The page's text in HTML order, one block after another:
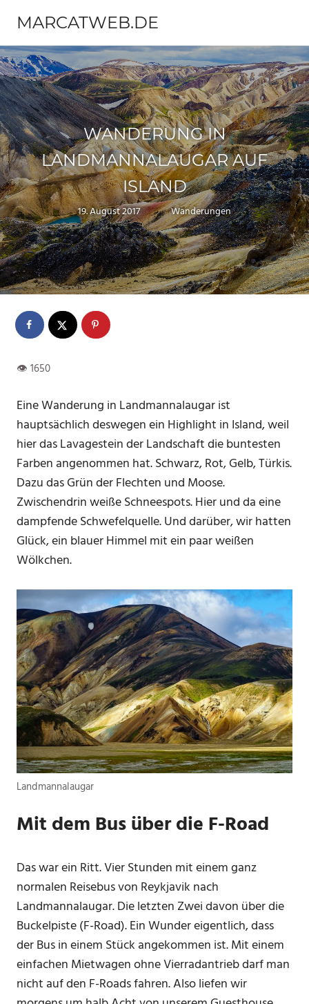
Inhalt
springen
MARCATWEB.DE
Fotografie
&
Reise
WANDERUNG IN
LANDMANNALAUGAR AUF
ISLAND
19. August 2017 Marc
Wanderungen
Eine Wanderung in Landmannalaugar ist
hauptsächlich deswegen ein Highlight in Island, weil
hier das Lavagestein der Landschaft die buntesten
Farben angenommen hat. Schwarz, Rot, Gelb, Türkis.
Dazu das Grün der Flechten und Moose.
Zwischendrin weiße Schneespots. Hier und da eine
dampfende Schwefelquelle. Und darüber, wir hatten
Glück, ein blauer Himmel mit ein paar weißen
Wölkchen.
Landmannalaugar
Mit dem Bus über die F-Road
Das war ein Ritt. Vier Stunden mit einem ganz
normalen Reisebus von Reykjavik nach
Landmannalaugar. Die letzten Zwei davon über die
Buckelpiste (F-Road). Ein Wunder eigentlich, dass
der Bus in einem Stück angekommen ist. Mit einem
einfachen Mietwagen ohne Vierradantrieb darf man
nicht auf den F-Roads fahren. Also liefen wir